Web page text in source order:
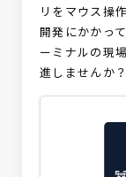
リをマウス操
開発にかかっ
ーミナルの現
進しませんか？